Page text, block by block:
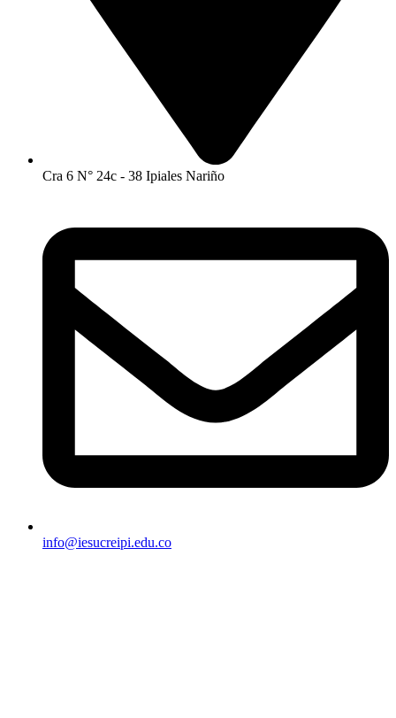
Cra 6 N° 24c - 38 Ipiales Nariño
info@iesucreipi.edu.co